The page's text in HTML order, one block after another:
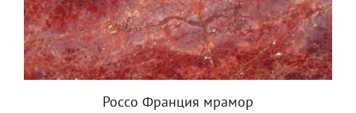
Россо Франция мрамор